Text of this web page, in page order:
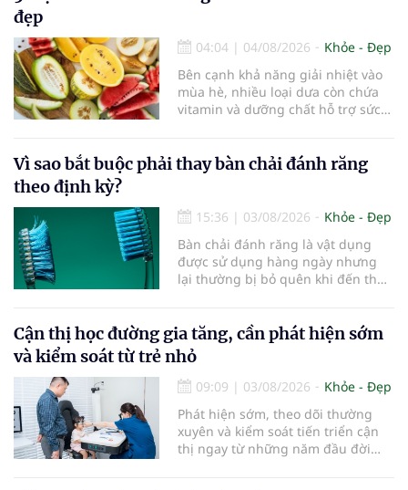
đẹp
04:04 | 04/08/2026
Khỏe - Đẹp
Bên cạnh khả năng giải nhiệt vào
mùa hè, nhiều loại dưa còn chứa
vitamin và dưỡng chất hỗ trợ sức
Vì sao bắt buộc phải thay bàn chải đánh răng
theo định kỳ?
15:36 | 03/08/2026
Khỏe - Đẹp
Bàn chải đánh răng là vật dụng
được sử dụng hàng ngày nhưng
lại thường bị bỏ quên khi đến thời
bàn chải quá lâu có thể làm giảm
hiệu quả làm sạch và ảnh hưởng
đến sức khỏe răng miệng...
Cận thị học đường gia tăng, cần phát hiện sớm
và kiểm soát từ trẻ nhỏ
09:09 | 03/08/2026
Khỏe - Đẹp
Phát hiện sớm, theo dõi thường
xuyên và kiểm soát tiến triển cận
thị ngay từ những năm đầu đời